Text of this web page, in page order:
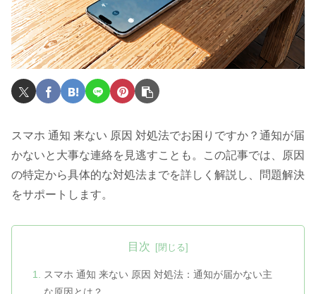
スマホ 通知 来ない 原因 対処法でお困りですか？通知が届
かないと大事な連絡を見逃すことも。この記事では、原因
の特定から具体的な対処法までを詳しく解説し、問題解決
をサポートします。
目次
スマホ 通知 来ない 原因 対処法：通知が届かない主